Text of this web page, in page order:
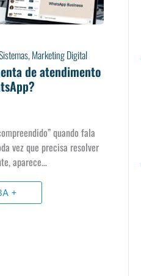
,Marketing Digital
de atendimento
quando fala
vez que precisa resolver
aparece…
+